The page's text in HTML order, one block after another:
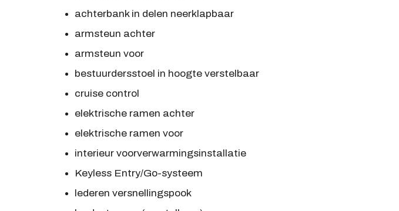
achterbank in delen neerklapbaar
armsteun achter
armsteun voor
bestuurdersstoel in hoogte verstelbaar
cruise control
elektrische ramen achter
elektrische ramen voor
interieur voorverwarmingsinstallatie
Keyless Entry/Go-systeem
lederen versnellingspook